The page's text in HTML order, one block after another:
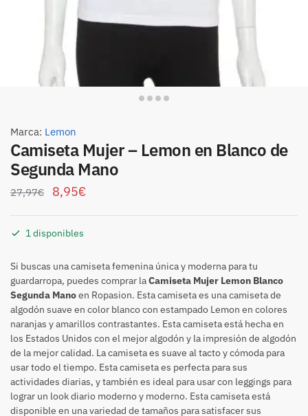
Marca: Lemon
Camiseta Mujer – Lemon en Blanco de
Segunda Mano
27,97€ 8,95€
1 disponibles
Si buscas una camiseta femenina única y moderna para tu
guardarropa, puedes comprar laCamiseta Mujer Lemon Blanco
Segunda Manoen Ropasion. Esta camiseta es una camiseta de
algodón suave en color blanco con estampado Lemon en colores
naranjas y amarillos contrastantes. Esta camiseta está hecha en
los Estados Unidos con el mejor algodón y la impresión de algodón
de la mejor calidad. La camiseta es suave al tacto y cómoda para
usar todo el tiempo. Esta camiseta es perfecta para sus
actividades diarias, y también es ideal para usar con leggings para
lograr un look diario moderno y moderno. Esta camiseta está
disponible en una variedad de tamaños para satisfacer sus